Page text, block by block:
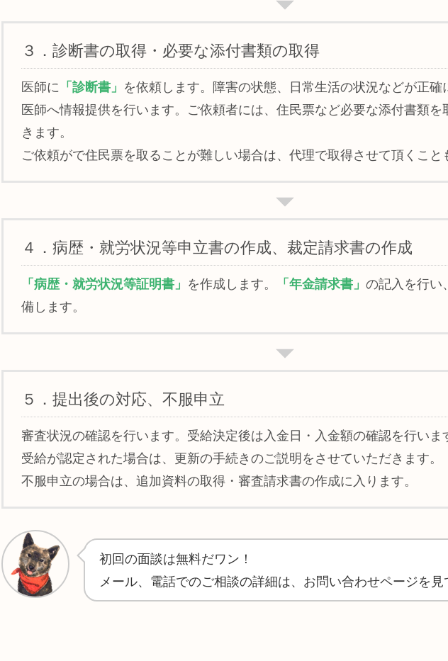
３．診断書の取得・必要な添付書類の取得
医師に 「診断書」 を依頼します。障害の状態、日常生活の状況などが正確
医師へ情報提供を行います。ご依頼者には、住民票など必要な添付書類を
きます。
ご依頼がで住民票を取ることが難しい場合は、代理で取得させて頂くこと
４．病歴・就労状況等申立書の作成、裁定請求書の作成
「病歴・就労状況等証明書」 を作成します。 「年金請求書」 の記入を行い
備します。
５．提出後の対応、不服申立
審査状況の確認を行います。受給決定後は入金日・入金額の確認を行いま
受給が認定された場合は、更新の手続きのご説明をさせていただきます。
不服申立の場合は、追加資料の取得・審査請求書の作成に入ります。
初回の面談は無料だワン！
メール、電話でのご相談の詳細は、お問い合わせページを見